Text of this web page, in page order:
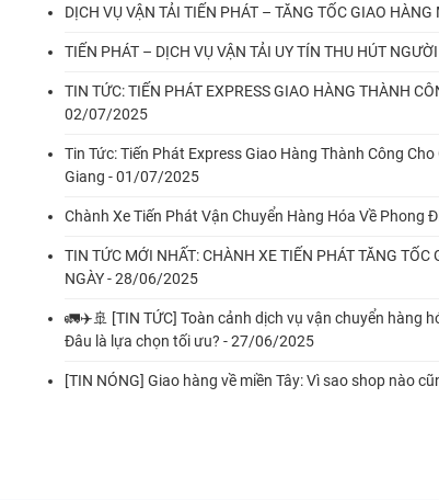
DỊCH VỤ VẬN TẢI TIẾN PHÁT – TĂNG TỐC GIAO
TIẾN PHÁT – DỊCH VỤ VẬN TẢI UY TÍN THU HÚT
TIN TỨC: TIẾN PHÁT EXPRESS GIAO HÀNG THÀNH
02/07/2025
Tin Tức: Tiến Phát Express Giao Hàng Thành Công
Giang - 01/07/2025
Chành Xe Tiến Phát Vận Chuyển Hàng Hóa Về Phong
TIN TỨC MỚI NHẤT: CHÀNH XE TIẾN PHÁT TĂNG TỐC
NGÀY - 28/06/2025
🚛✈️🚢 [TIN TỨC] Toàn cảnh dịch vụ vận chuyển hàng
Đâu là lựa chọn tối ưu? - 27/06/2025
[TIN NÓNG] Giao hàng về miền Tây: Vì sao shop nào